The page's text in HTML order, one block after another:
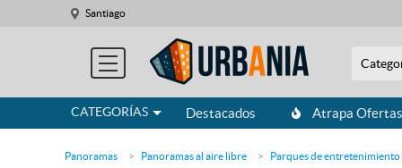
Santiago
CATEGORÍAS Destacados Atrapa Ofertas
Panoramas Panoramas al aire libre Parques de entretenimiento
Santiago
CATEGORÍAS Destacados Atrapa Ofertas